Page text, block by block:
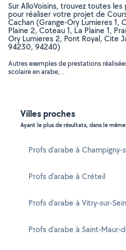
Sur AlloVoisins, trouvez toutes
pour réaliser votre projet de
Cachan (Grange-Ory Lumieres 1,
Plaine 2, Coteau 1, La Plaine 1,
Ory Lumieres 2, Pont Royal, Cite
94230, 94240)
Autres exemples de prestations
scolaire en arabe, ..
Villes proches
Ayant le plus de résultats, dans le
Profs d'arabe à Champigny-
Profs d'arabe à Créteil
Profs d'arabe à Vitry-sur-
Profs d'arabe à Saint-Maur-